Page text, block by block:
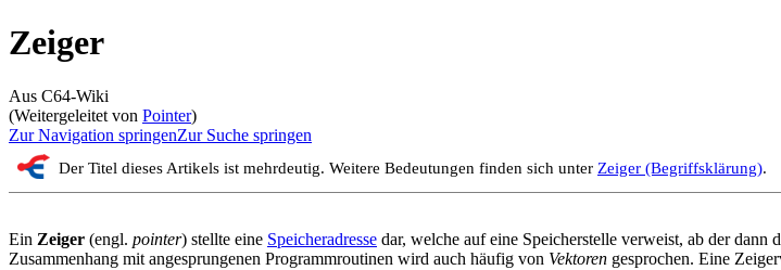
Zeiger
Aus C64-Wiki
(Weitergeleitet von Pointer)
Zur Navigation springenZur Suche springen
Der Titel dieses Artikels ist mehrdeutig. Weitere Bedeutungen finden sich unter Zeiger (Begriffsklärung).
Ein Zeiger (engl. pointer) stellte eine Speicheradresse dar, welche auf eine Speicherstelle verweist, ab der
Zusammenhang mit angesprungenen Programmroutinen wird auch häufig von Vektoren gesprochen. Eine